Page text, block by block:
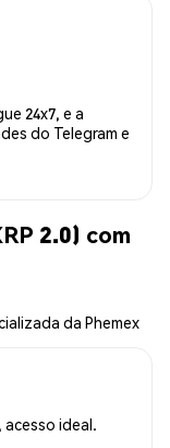
24x7, e a
do Telegram e
2.0) com
da Phemex
acesso ideal.